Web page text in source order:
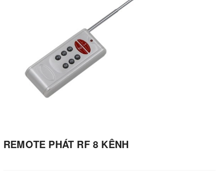
REMOTE PHÁT RF 8 KÊNH